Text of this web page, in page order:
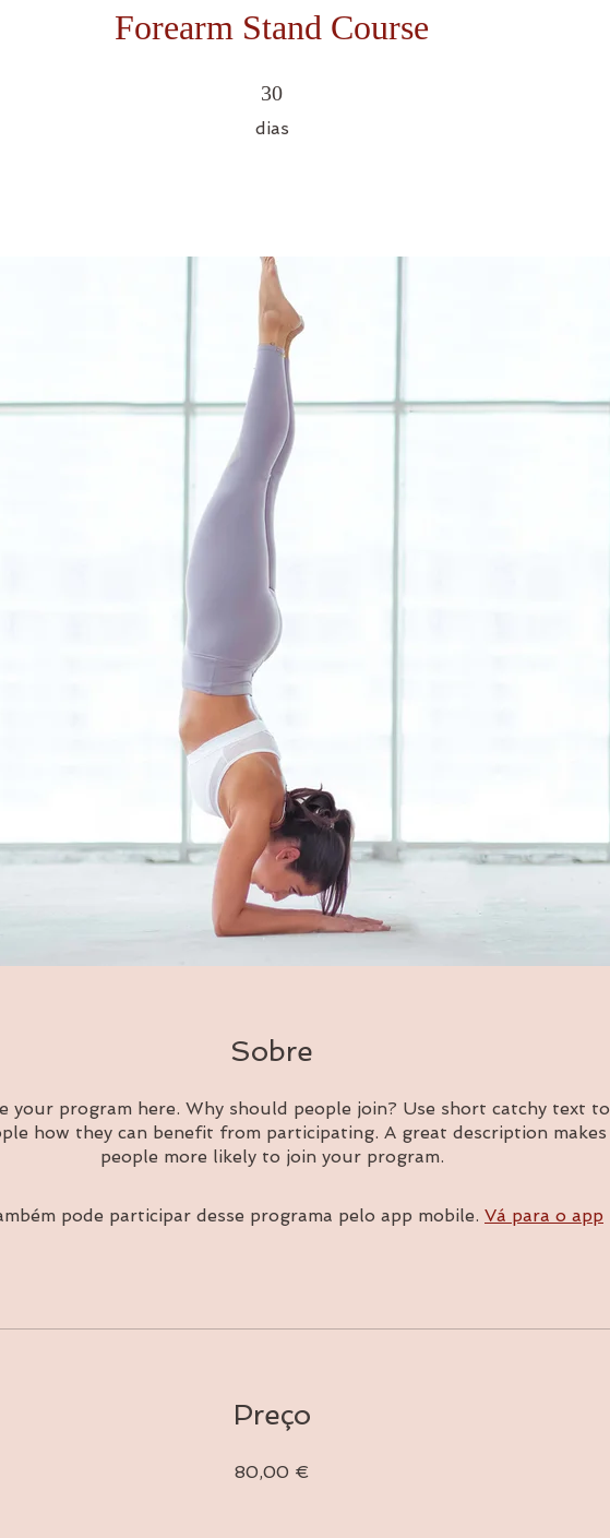
Forearm Stand Course
30
dias
Sobre
your program here. Why should people join? Use short catchy text to
how they can benefit from participating. A great description makes
people more likely to join your program.
pode participar desse programa pelo app mobile. Vá para o app
Preço
80,00 €